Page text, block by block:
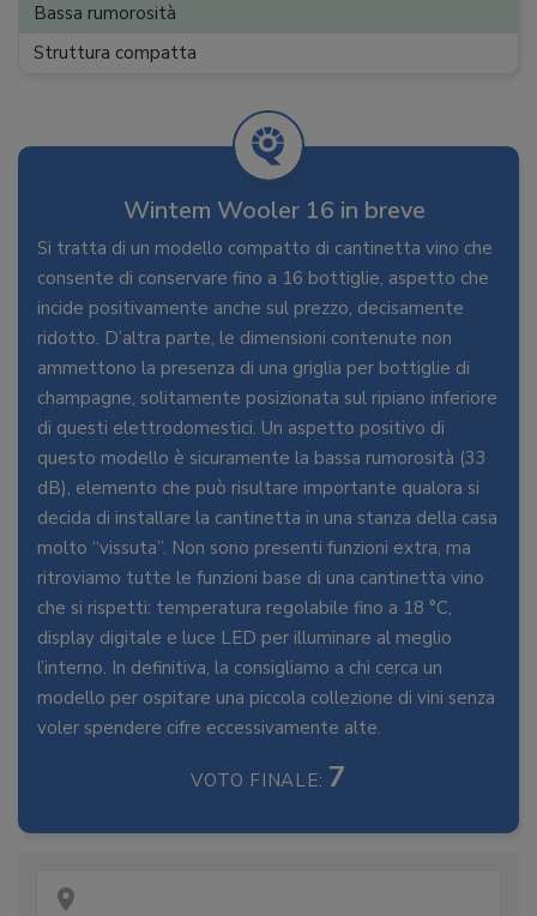
Bassa rumorosità
Struttura compatta
Wintem Wooler 16 in breve
Si tratta di un modello compatto di cantinetta vino che
consente di conservare fino a 16 bottiglie, aspetto che
incide positivamente anche sul prezzo, decisamente
ridotto. D’altra parte, le dimensioni contenute non
ammettono la presenza di una griglia per bottiglie di
champagne, solitamente posizionata sul ripiano inferiore
di questi elettrodomestici. Un aspetto positivo di
questo modello è sicuramente la bassa rumorosità (33
dB), elemento che può risultare importante qualora si
decida di installare la cantinetta in una stanza della casa
molto “vissuta”. Non sono presenti funzioni extra, ma
ritroviamo tutte le funzioni base di una cantinetta vino
che si rispetti: temperatura regolabile fino a 18 °C,
display digitale e luce LED per illuminare al meglio
l’interno. In definitiva, la consigliamo a chi cerca un
modello per ospitare una piccola collezione di vini senza
voler spendere cifre eccessivamente alte.
VOTO FINALE: 7